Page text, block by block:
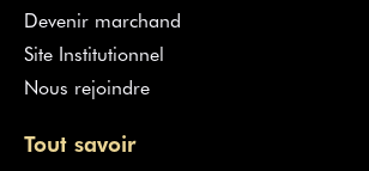
Devenir marchand
Site Institutionnel
Nous rejoindre
Tout savoir